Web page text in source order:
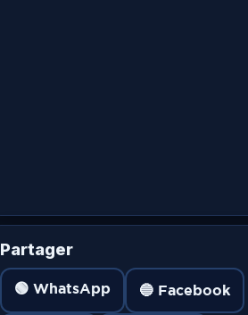
Partager
🟢 WhatsApp 🔵 Facebook